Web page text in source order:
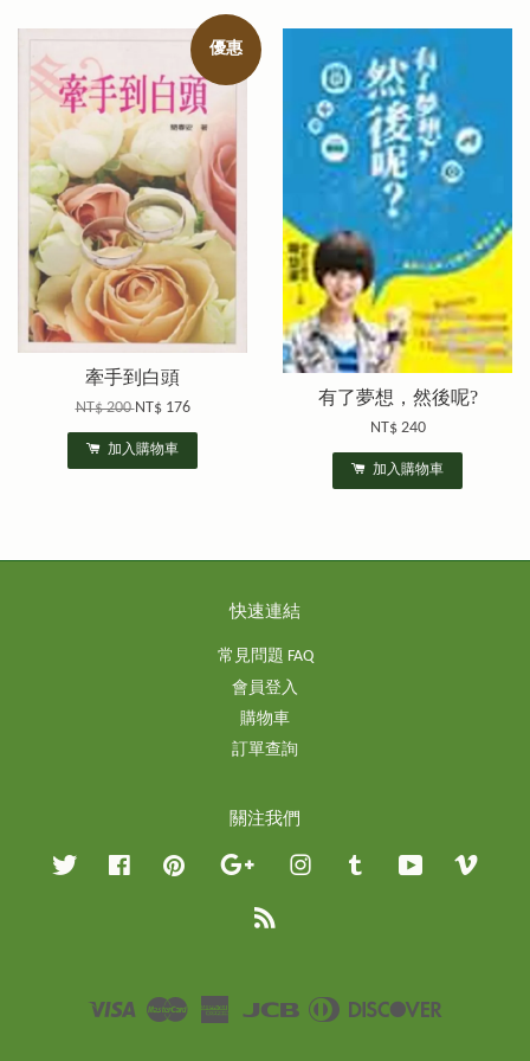
優惠
牽手到白頭
NT$ 200NT$ 176
加入購物車
有了夢想，然後呢?
NT$ 240
加入購物車
快速連結
常見問題 FAQ
會員登入
購物車
訂單查詢
關注我們
Twitter Facebook Pinterest Google InstagramTumblr YouTube
Visa Master
American
JCB
Diners